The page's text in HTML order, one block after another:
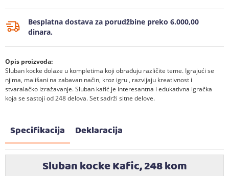
Besplatna dostava za porudžbine preko 6.000,00
dinara.
Opis proizvoda:
Sluban kocke dolaze u kompletima koji obrađuju različite teme. Igrajući se
njima, mališani na zabavan način, kroz igru , razvijaju kreativnost i
stvaralačko izražavanje. Sluban kafić je interesantna i edukativna igračka
koja se sastoji od 248 delova. Set sadrži sitne delove.
Specifikacija Deklaracija
Sluban kocke Kafic, 248 kom